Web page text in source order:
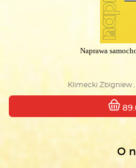
Naprawa
Klimecki Zbigniew
O